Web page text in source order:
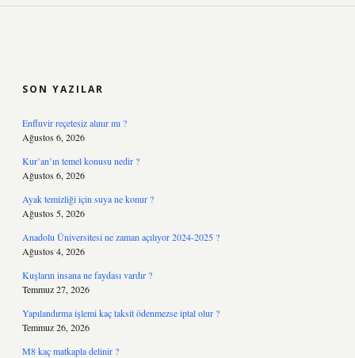
SON YAZILAR
Enfluvir reçetesiz alınır mı ?
Ağustos 6, 2026
Kur’an’ın temel konusu nedir ?
Ağustos 6, 2026
Ayak temizliği için suya ne konur ?
Ağustos 5, 2026
Anadolu Üniversitesi ne zaman açılıyor 2024-2025 ?
Ağustos 4, 2026
Kuşların insana ne faydası vardır ?
Temmuz 27, 2026
Yapılandırma işlemi kaç taksit ödenmezse iptal olur ?
Temmuz 26, 2026
M8 kaç matkapla delinir ?